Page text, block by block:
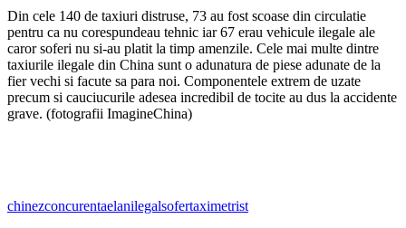
Din cele 140 de taxiuri distruse, 73 au fost scoase din circulatie
pentru ca nu corespundeau tehnic iar 67 erau vehicule ilegale ale
caror soferi nu si-au platit la timp amenzile. Cele mai multe dintre
taxiurile ilegale din China sunt o adunatura de piese adunate de la
fier vechi si facute sa para noi. Componentele extrem de uzate
precum si cauciucurile adesea incredibil de tocite au dus la accidente
grave. (fotografii ImagineChina)
chinezconcurentaelanilegalsofertaximetrist